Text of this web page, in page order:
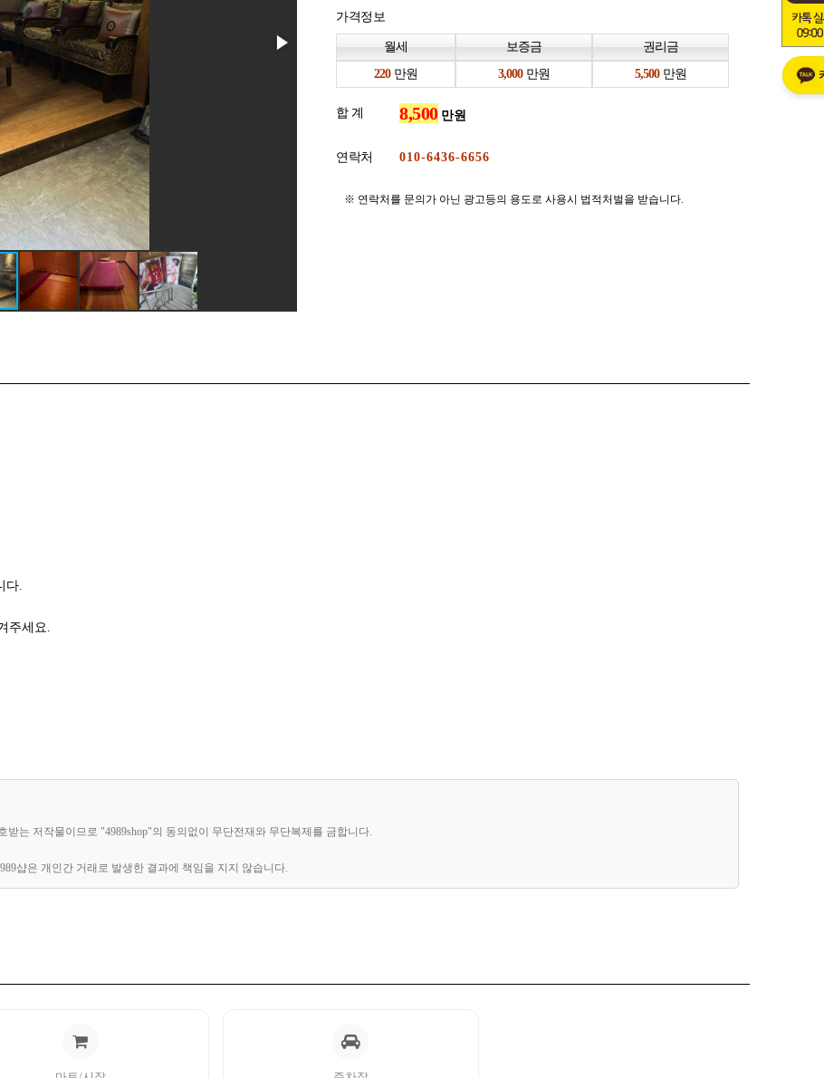
가격정보
월세 보증금
권리금
만원
만원 만원
합 계 만원
연락처
※ 연락처를 문의가 아닌 광고등의 용도로 사용시 법적처벌을 받습니다.
다.
주세요.
는 저작물이므로 "4989shop"의 동의없이 무단전재와 무단복제를 금합니다.
샵은 개인간 거래로 발생한 결과에 책임을 지지 않습니다.